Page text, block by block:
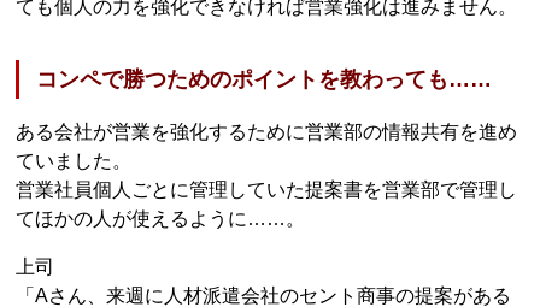
ても個人の力を強化できなければ営業強化は進みません。
コンペで勝つためのポイントを教わっても……
ある会社が営業を強化するために営業部の情報共有を進め
ていました。
営業社員個人ごとに管理していた提案書を営業部で管理し
てほかの人が使えるように……。
上司
「Aさん、来週に人材派遣会社のセント商事の提案がある